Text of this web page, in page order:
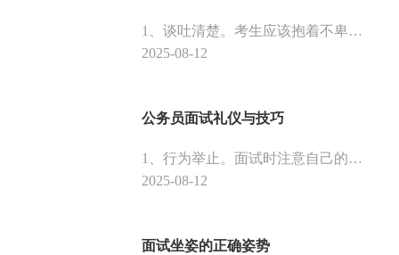
1、谈吐清楚。考生应该抱着不卑不亢的心态说话，因为面试是一个双向选择的过程，沟通中声音要尽量洪亮，语言要干脆利落，突出重点。2、尽量要选择正装，男士要体现男士的风度，女性要体现女性的身材比例。保持的原则是简明、正式。不可以穿得过于时髦。
2025-08-12
公务员面试礼仪与技巧
1、行为举止。面试时注意自己的姿态。让自己态度端正些，说话谦和、大方，尊重用人单位的面试人员，并且要面带笑容，精神饱满。不要显得坐立不安，不要拉扯头发或摆动双腿，或者随意做出任何有损于形象的举止。
2025-08-12
面试坐姿的正确姿势